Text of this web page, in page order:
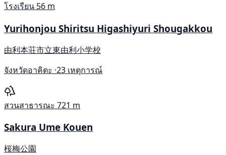
โรงเรียน 56 m
Yurihonjou Shiritsu Higashiyuri Shougakkou
由利本荘市立東由利小学校
จังหวัดอาคิตะ ·23 เหตุการณ์
สวนสาธารณะ 721 m
Sakura Ume Kouen
桜梅公園